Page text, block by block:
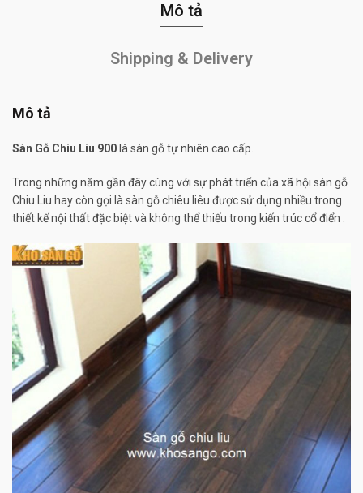
Mô tả
Shipping & Delivery
Mô tả
Sàn Gỗ Chiu Liu 900 là sàn gỗ tự nhiên cao cấp.
Trong những năm gần đây cùng với sự phát triển của xã hội sàn gỗ
Chiu Liu hay còn gọi là sàn gỗ chiêu liêu được sử dụng nhiều trong
thiết kế nội thất đặc biệt và không thể thiếu trong kiến trúc cổ điển .